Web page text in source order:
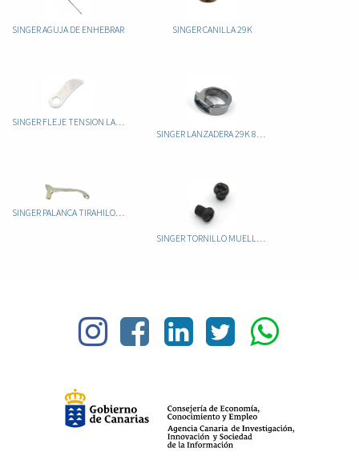
SINGER AGUJA DE ENHEBRAR SINGER CANILLA 29K
SINGER FLEJE TENSION LANZADERA 29K
SINGER PALANCA TIRAHILO 29K